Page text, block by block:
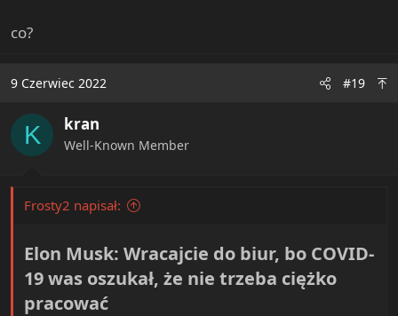
co?
9 Czerwiec 2022 #19
K kran
Well-Known Member
Frosty2 napisał:
Elon Musk: Wracajcie do biur, bo COVID-
19 was oszukał, że nie trzeba ciężko
pracować​